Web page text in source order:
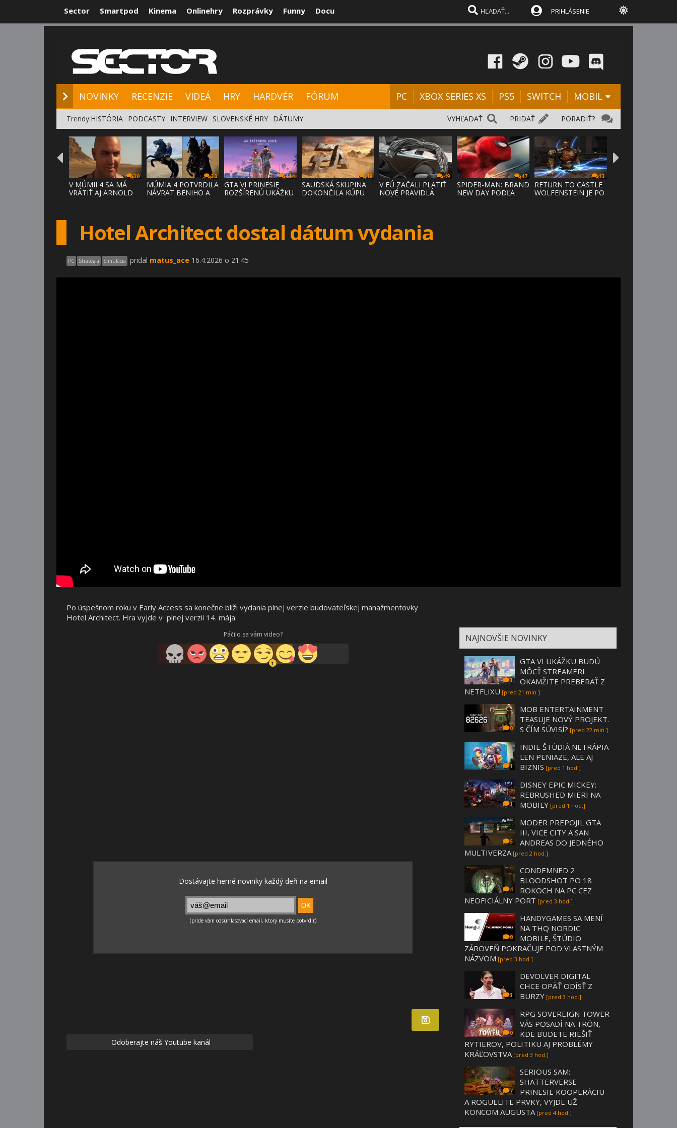
Sector Smartpod Kinema Onlinehry Rozprávky Funny Docu PRIHLÁSENIE
NOVINKY RECENZIE VIDEÁ HRY HARDVÉR FÓRUM PC XBOX SERIES XS PS5 SWITCH MOBIL
PORADIŤ?
PRIDAŤ
VYHĽADAŤ
Trendy:HISTÓRIA PODCASTY INTERVIEW SLOVENSKÉ HRY DÁTUMY
30
V MÚMII 4 SA MÁ
VRÁTIŤ AJ ARNOLD
30
MÚMIA 4 POTVRDILA
NÁVRAT BENIHO A
114
GTA VI PRINESIE
ROZŠÍRENÚ UKÁŽKU
48
SAUDSKÁ SKUPINA
DOKONČILA KÚPU
49
V EÚ ZAČALI PLATIŤ
NOVÉ PRAVIDLÁ
47
SPIDER-MAN: BRAND
NEW DAY PODĽA
13
RETURN TO CASTLE
WOLFENSTEIN JE PO
Hotel Architect dostal dátum vydania
PC Stratégia Simulácia pridal matus_ace 16.4.2026 o 21:45
Po úspešnom roku v Early Access sa konečne blíži vydania plnej verzie budovateľskej manažmentovky
Hotel Architect. Hra vyjde v plnej verzii 14. mája.
Páčilo sa vám video?
Odoberajte náš Youtube kanál
NAJNOVŠIE NOVINKY
3
GTA VI UKÁŽKU BUDÚ
MÔCŤ STREAMERI
OKAMŽITE PREBERAŤ Z
NETFLIXU [pred 21 min.]
0
MOB ENTERTAINMENT
TEASUJE NOVÝ PROJEKT.
S ČÍM SÚVISÍ? [pred 22 min.]
1
INDIE ŠTÚDIÁ NETRÁPIA
LEN PENIAZE, ALE AJ
BIZNIS [pred 1 hod.]
1
DISNEY EPIC MICKEY:
REBRUSHED MIERI NA
MOBILY [pred 1 hod.]
5
MODER PREPOJIL GTA
III, VICE CITY A SAN
ANDREAS DO JEDNÉHO
MULTIVERZA [pred 2 hod.]
4
CONDEMNED 2
BLOODSHOT PO 18
ROKOCH NA PC CEZ
NEOFICIÁLNY PORT [pred 3 hod.]
0
HANDYGAMES SA MENÍ
NA THQ NORDIC
MOBILE, ŠTÚDIO
ZÁROVEŇ POKRAČUJE POD VLASTNÝM
NÁZVOM [pred 3 hod.]
3
DEVOLVER DIGITAL
CHCE OPÄŤ ODÍSŤ Z
BURZY [pred 3 hod.]
0
RPG SOVEREIGN TOWER
VÁS POSADÍ NA TRÓN,
KDE BUDETE RIEŠIŤ
RYTIEROV, POLITIKU AJ PROBLÉMY
KRÁĽOVSTVA [pred 3 hod.]
7
SERIOUS SAM:
SHATTERVERSE
PRINESIE KOOPERÁCIU
A ROGUELITE PRVKY, VYJDE UŽ
KONCOM AUGUSTA [pred 4 hod.]